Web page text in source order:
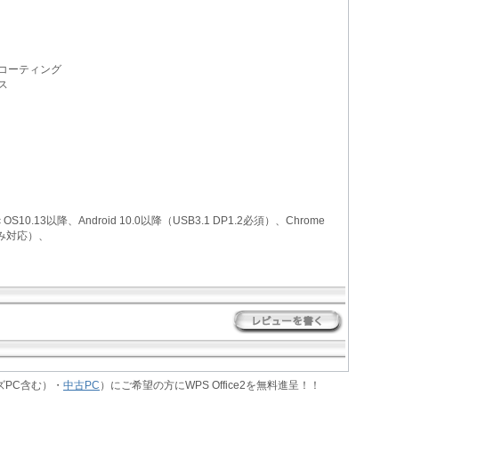
ーティング
以降、Android 10.0以降（USB3.1 DP1.2必須）、Chrome
対応）、
PC含む）・ 中古PC ）にご希望の方にWPS Office2を無料進呈！！